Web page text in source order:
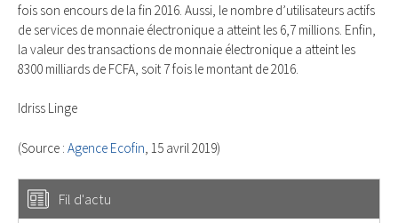
fois son encours de la fin 2016. Aussi, le nombre d’utilisateurs actifs
de services de monnaie électronique a atteint les 6,7 millions. Enfin,
la valeur des transactions de monnaie électronique a atteint les
8300 milliards de FCFA, soit 7 fois le montant de 2016.
Idriss Linge
(Source : Agence Ecofin, 15 avril 2019)
Fil d'actu